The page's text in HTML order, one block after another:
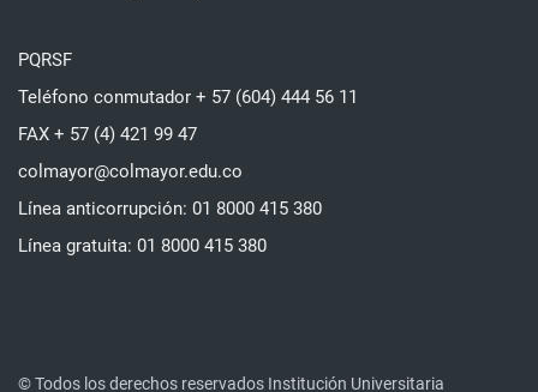
PQRSF
Teléfono conmutador + 57 (604) 444 56 11
FAX + 57 (4) 421 99 47
colmayor@colmayor.edu.co
Línea anticorrupción: 01 8000 415 380
Línea gratuita: 01 8000 415 380
© Todos los derechos reservados Institución Universitaria